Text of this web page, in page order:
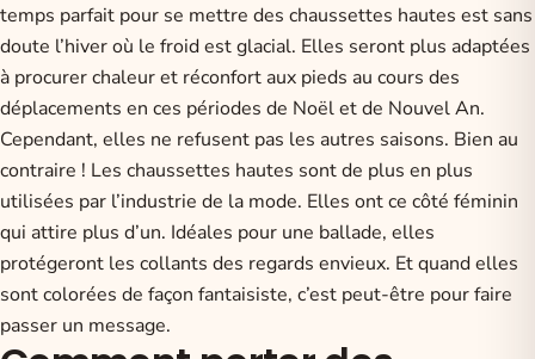
temps parfait pour se mettre des chaussettes hautes est sans
doute l’hiver où le froid est glacial. Elles seront plus adaptées
à procurer chaleur et réconfort aux pieds au cours des
déplacements en ces périodes de Noël et de Nouvel An.
Cependant, elles ne refusent pas les autres saisons. Bien au
contraire ! Les chaussettes hautes sont de plus en plus
utilisées par l’industrie de la mode. Elles ont ce côté féminin
qui attire plus d’un. Idéales pour une ballade, elles
protégeront les collants des regards envieux. Et quand elles
sont colorées de façon fantaisiste, c’est peut-être pour faire
passer un message.